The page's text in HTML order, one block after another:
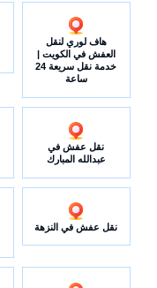
هاف لوري لنقل
العفش في الكويت |
خدمة نقل سريعة 24
ساعة
نقل عفش في
عبدالله المبارك
نقل عفش في النزهة